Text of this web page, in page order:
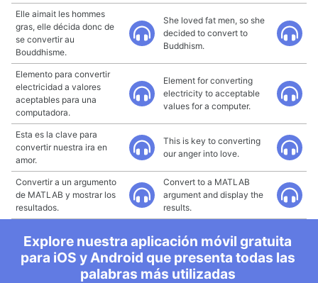
Elle aimait les hommes
gras, elle décida donc de
se convertir au
Bouddhisme.
She loved fat men, so she
decided to convert to
Buddhism.
Elemento para convertir
electricidad a valores
aceptables para una
computadora.
Element for converting
electricity to acceptable
values for a computer.
Esta es la clave para
convertir nuestra ira en
amor.
This is key to converting
our anger into love.
Convertir a un argumento
de MATLAB y mostrar los
resultados.
Convert to a MATLAB
argument and display the
results.
Explore nuestra aplicación móvil gratuita
para iOS y Android que presenta todas las
palabras más utilizadas